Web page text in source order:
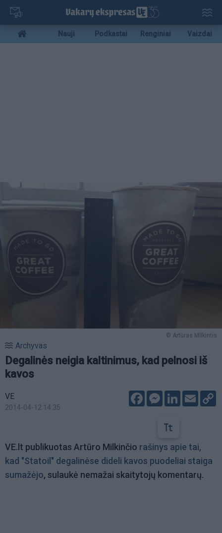
Pereiti
pagrindinį
turinį
Mobile
menu
Nauji Podkastai Renginiai Vaizdai
© Artūras Milkintis
Archyvas
Degalinės neigia kaltinimus, kad pelnosi iš
kavos
VE
2014-04-12 14:35
FacebookMessenger
LinkedIn
Email
VE.lt publikuotas Artūro Milkinčio rašinys apie tai,
kad "Statoil" degalinėse dideli kavos puodeliai staiga
sumažėjo, sulaukė nemažai skaitytojų komentarų.